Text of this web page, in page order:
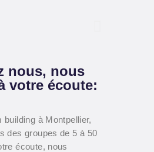
nous, nous
votre écoute:
building à Montpellier,
des groupes de 5 à 50
écoute, nous